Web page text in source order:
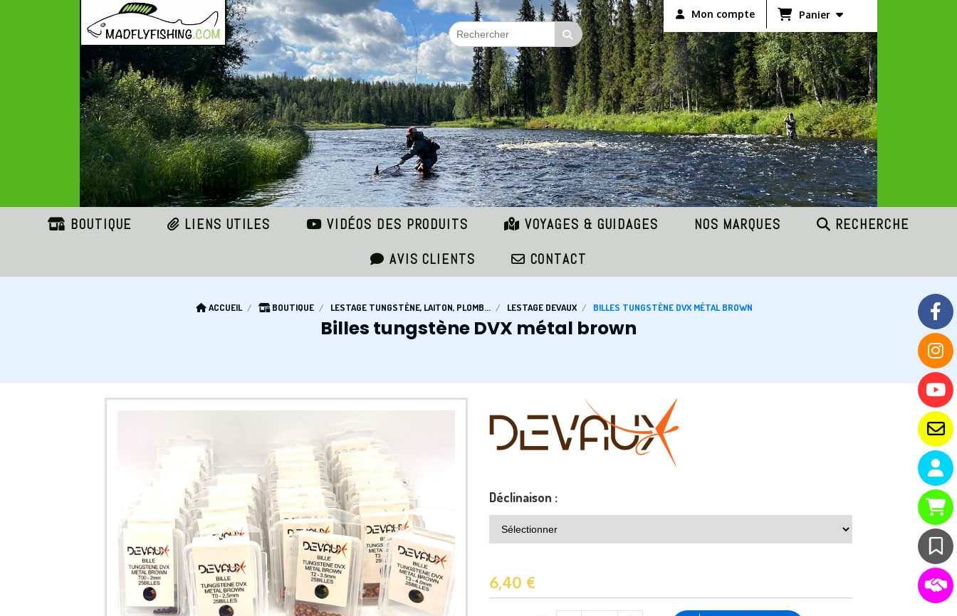
Mon compte Panier
BOUTIQUE LIENS UTILES VIDÉOS DES PRODUITS VOYAGES & GUIDAGES NOS MARQUES
RECHERCHE
AVIS CLIENTS
CONTACT
ACCUEIL BOUTIQUE LESTAGE TUNGSTÈNE, LAITON, PLOMB... LESTAGE DEVAUX BILLES TUNGSTÈNE DVX MÉTAL BROWN
Billes tungstène DVX métal brown
Déclinaison :
6,40 €
Panneau de gestion des cookies